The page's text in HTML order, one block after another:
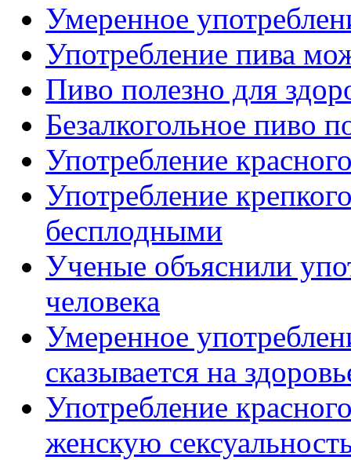
Умеренное
Употребление пива
Пиво полезно для
Безалкогольное пиво
Употребление
Употребление
бесплодными
Ученые объяснили
человека
Умеренное
сказывается на
Употребление
женскую